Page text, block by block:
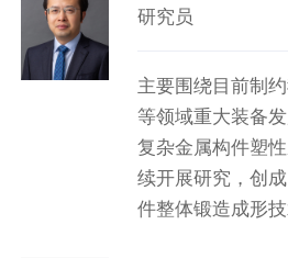
研究员
主要围绕目前制
等领域重大装备
复杂金属构件塑
续开展研究，创
件整体锻造成形